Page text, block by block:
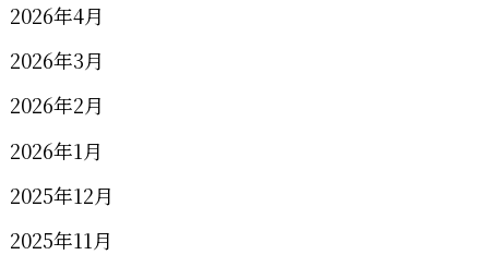
2026年4月
2026年3月
2026年2月
2026年1月
2025年12月
2025年11月